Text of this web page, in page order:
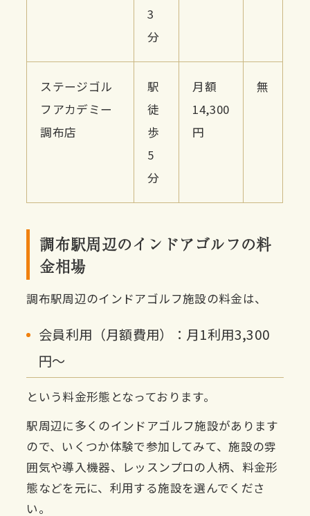
3
分
ステージゴル
フアカデミー
調布店
駅
徒
歩
5
分
月額
14,300
円
無
調布駅周辺のインドアゴルフの料
金相場
調布駅周辺のインドアゴルフ施設の料金は、
会員利用（月額費用）：月1利用3,300
円〜
という料金形態となっております。
駅周辺に多くのインドアゴルフ施設があります
ので、いくつか体験で参加してみて、施設の雰
囲気や導入機器、レッスンプロの人柄、料金形
態などを元に、利用する施設を選んでくださ
い。